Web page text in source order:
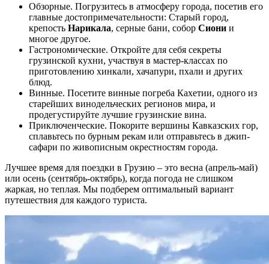
Обзорные. Погрузитесь в атмосферу города, посетив его
главные достопримечательности: Старый город,
крепость Нарикала, серные бани, собор Сиони и
многое другое.
Гастрономические. Откройте для себя секреты
грузинской кухни, участвуя в мастер-классах по
приготовлению хинкали, хачапури, пхали и других
блюд.
Винные. Посетите винные погреба Кахетии, одного из
старейших винодельческих регионов мира, и
продегустируйте лучшие грузинские вина.
Приключенческие. Покорите вершины Кавказских гор,
сплавьтесь по бурным рекам или отправьтесь в джип-
сафари по живописным окрестностям города.
Лучшее время для поездки в Грузию – это весна (апрель-май)
или осень (сентябрь-октябрь), когда погода не слишком
жаркая, но теплая. Мы подберем оптимальный вариант
путешествия для каждого туриста.